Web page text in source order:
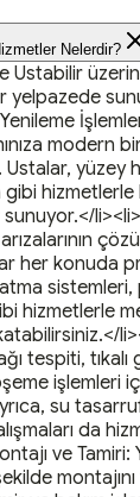
Nelerdir?
Ustabilir
yelpazede
modern
yüzey
hizmetlerle
her konuda
sistemleri,
hizmetlerle
tespiti, tıkalı
işlemleri
su
da
ve Tamiri: